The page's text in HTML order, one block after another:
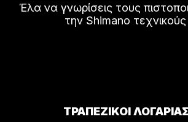
Έλα να γνωρίσεις τους
την Shimano
ΤΡΑΠΕΖΙΚΟΙ